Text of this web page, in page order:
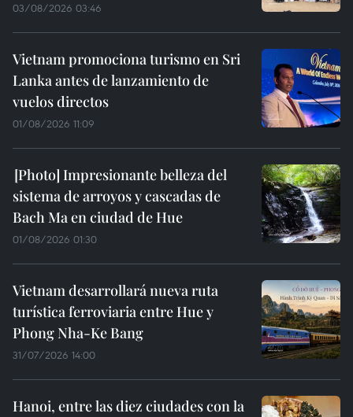
03/08/2026 03:46
Vietnam promociona turismo en Sri
Lanka antes de lanzamiento de
vuelos directos
01/08/2026 11:09
Impresionante belleza del
sistema de arroyos y cascadas de
Bach Ma en ciudad de Hue
01/08/2026 01:30
Vietnam desarrollará nueva ruta
turística ferroviaria entre Hue y
Phong Nha-Ke Bang
31/07/2026 14:00
Hanoi, entre las diez ciudades con la